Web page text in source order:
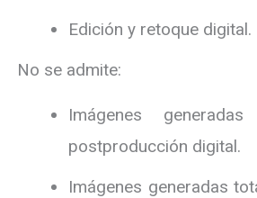
Edición y retoque digital.
No se admite:
Imágenes
postproducción digital.
Imágenes generadas